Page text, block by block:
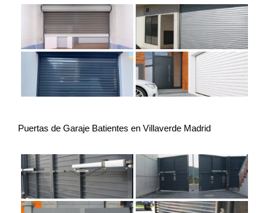
Puertas de Garaje Batientes en Villaverde Madrid